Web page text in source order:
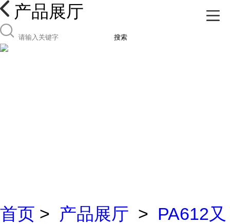
产品展厅
搜索
首页 > 产品展厅 > PA612又